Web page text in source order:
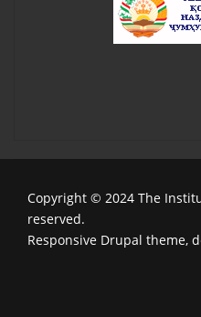
Copyright © 2024 The
reserved.
Responsive Drupal theme,